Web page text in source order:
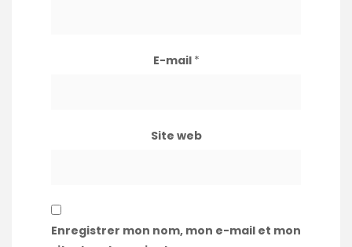
E-mail *
Site web
Enregistrer mon nom, mon e-mail et mon